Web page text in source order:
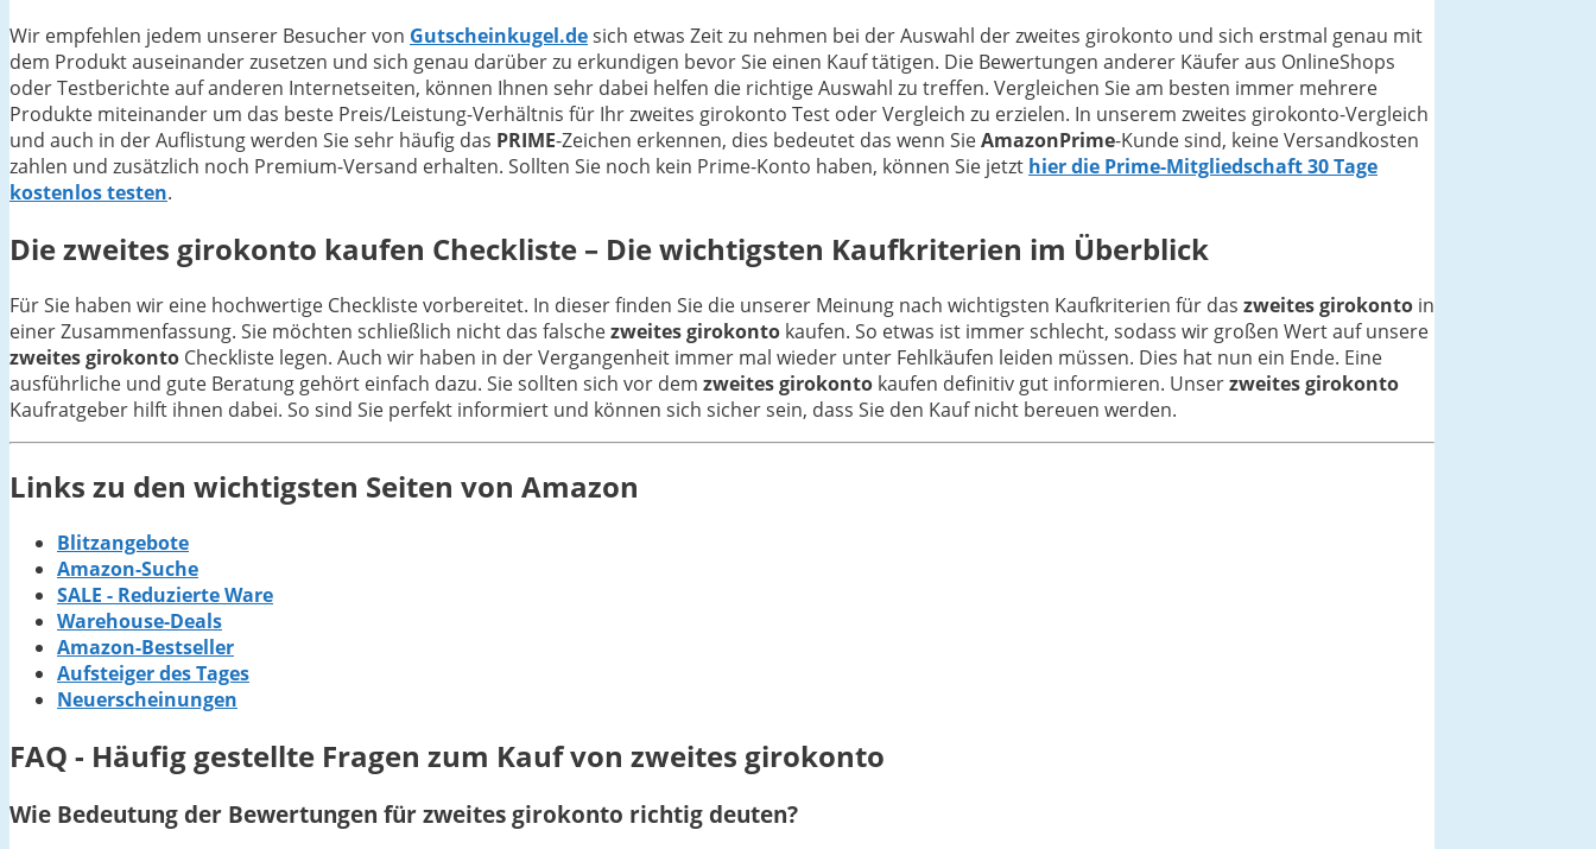
Wir empfehlen jedem unserer Besucher von Gutscheinkugel.desich etwas Zeit zu nehmen bei der Auswahl der zweites girokonto und sich erstmal genau mit
dem Produkt auseinander zusetzen und sich genau darüber zu erkundigen bevor Sie einen Kauf tätigen. Die Bewertungen anderer Käufer aus OnlineShops
oder Testberichte auf anderen Internetseiten, können Ihnen sehr dabei helfen die richtige Auswahl zu treffen. Vergleichen Sie am besten immer mehrere
Produkte miteinander um das beste Preis/Leistung-Verhältnis für Ihr zweites girokonto Test oder Vergleich zu erzielen. In unserem zweites girokonto-Vergleich
und auch in der Auflistung werden Sie sehr häufig das PRIME-Zeichen erkennen, dies bedeutet das wenn SieAmazonPrime-Kunde sind, keine Versandkosten
zahlen und zusätzlich noch Premium-Versand erhalten. Sollten Sie noch kein Prime-Konto haben, können Sie jetzt hier die Prime-Mitgliedschaft 30 Tage
kostenlos testen.
Diezweites girokonto kaufen Checkliste – Die wichtigsten Kaufkriterien im Überblick
Für Sie haben wir eine hochwertige Checkliste vorbereitet. In dieser finden Sie die unserer Meinung nach wichtigsten Kaufkriterien für das zweites girokonto in
einer Zusammenfassung. Sie möchten schließlich nicht das falschezweites girokonto kaufen. So etwas ist immer schlecht, sodass wir großen Wert auf unsere
zweites girokonto Checkliste legen. Auch wir haben in der Vergangenheit immer mal wieder unter Fehlkäufen leiden müssen. Dies hat nun ein Ende. Eine
ausführliche und gute Beratung gehört einfach dazu. Sie sollten sich vor dem zweites girokonto kaufen definitiv gut informieren. Unserzweites girokonto
Kaufratgeber hilft ihnen dabei. So sind Sie perfekt informiert und können sich sicher sein, dass Sie den Kauf nicht bereuen werden.
Links zu den wichtigsten Seiten von Amazon
Blitzangebote
Amazon-Suche
SALE - Reduzierte Ware
Warehouse-Deals
Amazon-Bestseller
Aufsteiger des Tages
Neuerscheinungen
FAQ - Häufig gestellte Fragen zum Kauf von zweites girokonto
Wie Bedeutung der Bewertungen für zweites girokonto richtig deuten?